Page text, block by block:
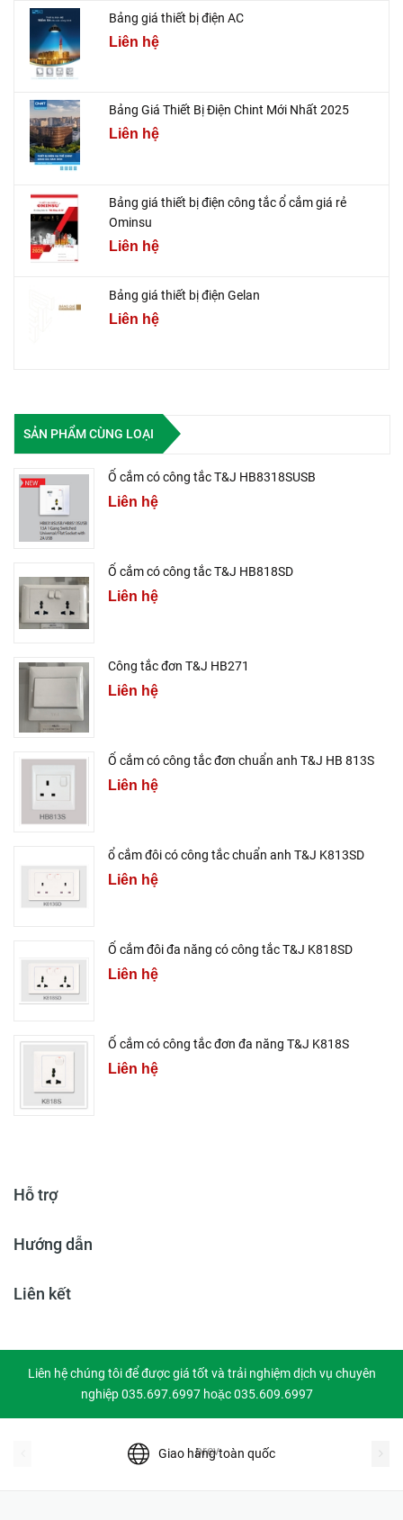
Bảng giá thiết bị điện AC
Liên hệ
Bảng Giá Thiết Bị Điện Chint Mới Nhất 2025
Liên hệ
Bảng giá thiết bị điện công tắc ổ cắm giá rẻ
Ominsu
Liên hệ
Bảng giá thiết bị điện Gelan
Liên hệ
SẢN PHẨM CÙNG LOẠI
Ổ cắm có công tắc T&J HB8318SUSB
Liên hệ
Ổ cắm có công tắc T&J HB818SD
Liên hệ
Công tắc đơn T&J HB271
Liên hệ
Ổ cắm có công tắc đơn chuẩn anh T&J HB 813S
Liên hệ
ổ cắm đôi có công tắc chuẩn anh T&J K813SD
Liên hệ
Ổ cắm đôi đa năng có công tắc T&J K818SD
Liên hệ
Ổ cắm có công tắc đơn đa năng T&J K818S
Liên hệ
Hỗ trợ
Hướng dẫn
Liên kết
Liên hệ chúng tôi để được giá tốt và trải nghiệm dịch vụ chuyên
nghiệp 035.697.6997 hoặc 035.609.6997
Giao hàng toàn quốc
prev